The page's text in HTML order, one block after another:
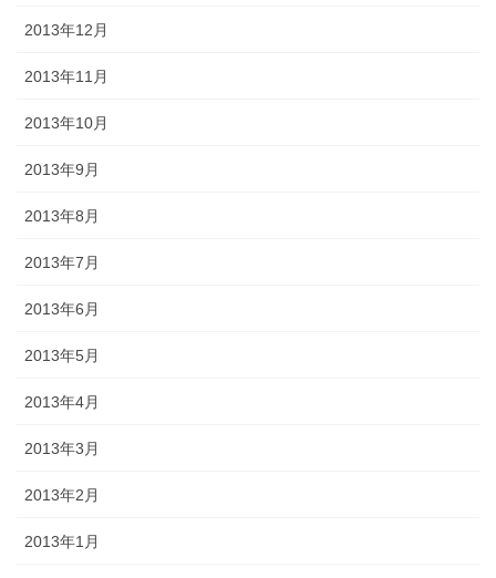
2013年12月
2013年11月
2013年10月
2013年9月
2013年8月
2013年7月
2013年6月
2013年5月
2013年4月
2013年3月
2013年2月
2013年1月